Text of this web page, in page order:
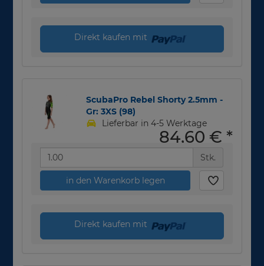
Direkt kaufen mit
ScubaPro Rebel Shorty 2.5mm -
Gr: 3XS (98)
Lieferbar in 4-5 Werktage
84,60 € *
Stk.
in den Warenkorb legen
Direkt kaufen mit